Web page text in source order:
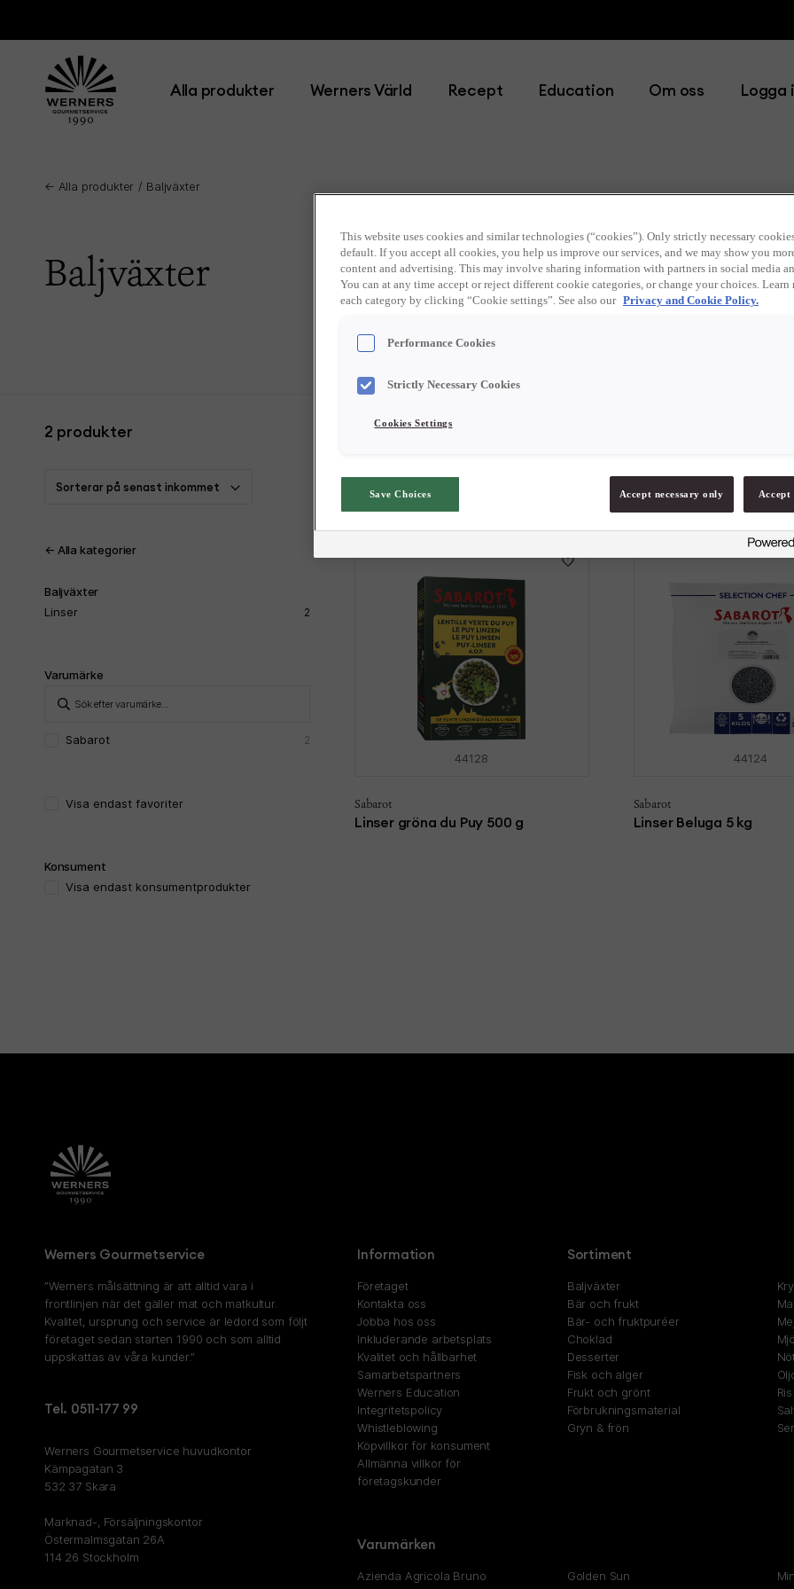
Alla produkter Werners Värld Recept Education Om oss Logga
← Alla produkter Baljväxter
Baljväxter
2 produkter
Sorterar på senast inkommet
← Alla kategorier
Baljväxter
Linser
2
Varumärke
Sök
Sabarot 2
Visa endast favoriter
Konsument
Visa endast konsumentprodukter
44128
Sabarot
Linser gröna du Puy 500 g
44124
Sabarot
Linser Beluga 5 kg
Werners Gourmetservice
”Werners målsättning är att alltid vara i
frontlinjen när det gäller mat och matkultur.
Kvalitet, ursprung och service är ledord som följt
företaget sedan starten 1990 och som alltid
uppskattas av våra kunder.”
Tel. 0511-177 99
Werners Gourmetservice huvudkontor
Kämpagatan 3
532 37 Skara
Marknad-, Försäljningskontor
Östermalmsgatan 26A
114 26 Stockholm
Information
Företaget
Kontakta oss
Jobba hos oss
Inkluderande arbetsplats
Kvalitet och hållbarhet
Samarbetspartners
Werners Education
Integritetspolicy
Whistleblowing
Köpvillkor för konsument
Allmänna villkor för
företagskunder
Sortiment
Baljväxter
Bär och frukt
Bär- och fruktpuréer
Choklad
Desserter
Fisk och alger
Frukt och grönt
Förbrukningsmaterial
Gryn & frön
Ris
Varumärken
Azienda Agricola Bruno
Golden Sun
This website uses cookies and similar technologies (“cookies”). Only strictly necessary
default. If you accept all cookies, you help us improve our services, and we may show you
content and advertising. This may involve sharing information with partners in social media
You can at any time accept or reject different cookie categories, or change your choices. Learn
each category by clicking “Cookie settings”. See also our Privacy and Cookie Policy.
Performance Cookies
Strictly Necessary Cookies
Cookies Settings
Save Choices Accept necessary only Accept